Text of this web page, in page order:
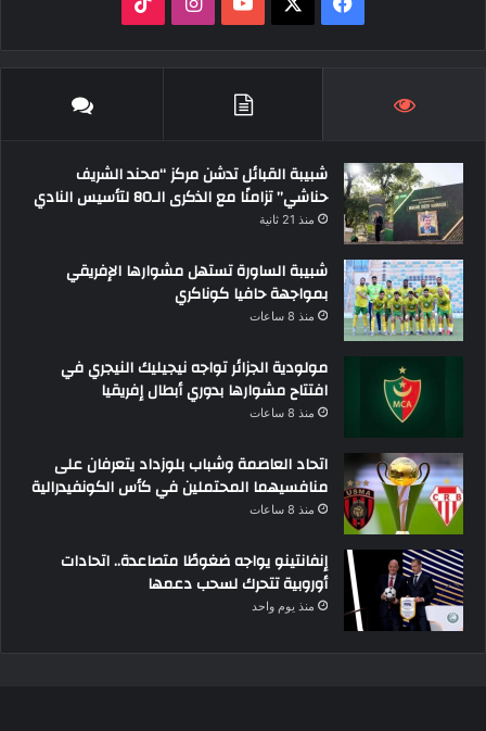
شبيبة القبائل تدشن مركز “محند الشريف
حناشي” تزامنًا مع الذكرى الـ80 لتأسيس النادي
منذ 21 ثانية
شبيبة الساورة تستهل مشوارها الإفريقي
بمواجهة حافيا كوناكري
منذ 8 ساعات
مولودية الجزائر تواجه نيجيليك النيجري في
افتتاح مشوارها بدوري أبطال إفريقيا
منذ 8 ساعات
اتحاد العاصمة وشباب بلوزداد يتعرفان على
منافسيهما المحتملين في كأس الكونفيدرالية
منذ 8 ساعات
إنفانتينو يواجه ضغوطًا متصاعدة.. اتحادات
أوروبية تتحرك لسحب دعمها
منذ يوم واحد